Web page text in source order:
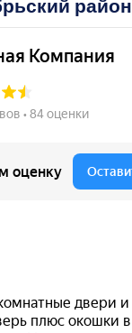
район